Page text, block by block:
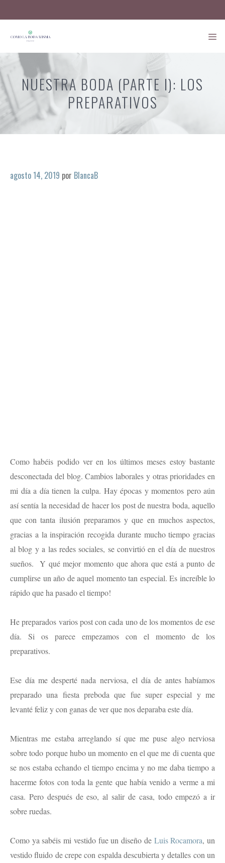
al
contenido
NUESTRA BODA (PARTE I): LOS
PREPARATIVOS
agosto 14, 2019 por BlancaB
Como habéis podido ver en los últimos meses estoy bastante
desconectada del blog. Cambios laborales y otras prioridades en
mi día a día tienen la culpa. Hay épocas y momentos pero aún
así sentía la necesidad de hacer los post de nuestra boda, aquello
que con tanta ilusión preparamos y que en muchos aspectos,
gracias a la inspiración recogida durante mucho tiempo gracias
al blog y a las redes sociales, se convirtió en el día de nuestros
sueños. Y qué mejor momento que ahora que está a punto de
cumplirse un año de aquel momento tan especial. Es increíble lo
rápido que ha pasado el tiempo!
He preparados varios post con cada uno de los momentos de ese
día. Si os parece empezamos con el momento de los
preparativos.
Ese día me desperté nada nerviosa, el día de antes habíamos
preparado una fiesta preboda que fue super especial y me
levanté feliz y con ganas de ver que nos deparaba este día.
Mientras me estaba arreglando sí que me puse algo nerviosa
sobre todo porque hubo un momento en el que me di cuenta que
se nos estaba echando el tiempo encima y no me daba tiempo a
hacerme fotos con toda la gente que había venido a verme a mi
casa. Pero después de eso, al salir de casa, todo empezó a ir
sobre ruedas.
Como ya sabéis mi vestido fue un diseño de Luis Rocamora, un
vestido fluido de crepe con espalda descubierta y detalles con un